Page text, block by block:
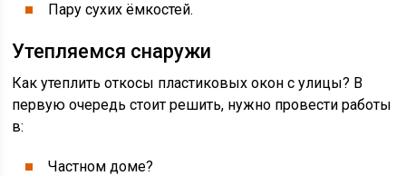
Пару сухих ёмкостей.
Утепляемся снаружи
Как утеплить откосы пластиковых окон с улицы? В
первую очередь стоит решить, нужно провести работы
в:
Частном доме?